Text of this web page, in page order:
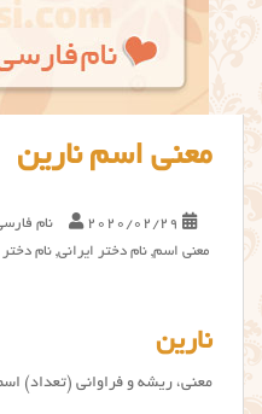
معنی اسم نارین
2020/02/29 نام
معنی اسم, نام دختر ایرانی, نام
نارین
معنی، ریشه و فراوانی (تعداد)